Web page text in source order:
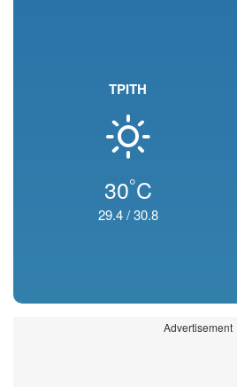
ΤΡΙΤΗ
30°C
29.4/30.8
Advertisement